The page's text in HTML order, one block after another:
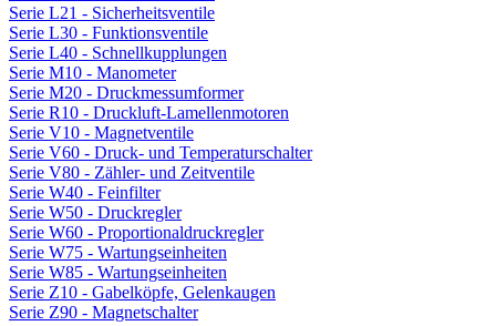
Serie L21 - Sicherheitsventile
Serie L30 - Funktionsventile
Serie L40 - Schnellkupplungen
Serie M10 - Manometer
Serie M20 - Druckmessumformer
Serie R10 - Druckluft-Lamellenmotoren
Serie V10 - Magnetventile
Serie V60 - Druck- und Temperaturschalter
Serie V80 - Zähler- und Zeitventile
Serie W40 - Feinfilter
Serie W50 - Druckregler
Serie W60 - Proportionaldruckregler
Serie W75 - Wartungseinheiten
Serie W85 - Wartungseinheiten
Serie Z10 - Gabelköpfe, Gelenkaugen
Serie Z90 - Magnetschalter